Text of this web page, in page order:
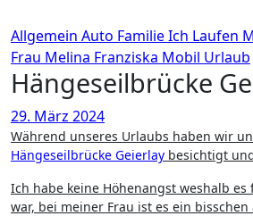
Allgemein Auto FamilieIch Laufen
Frau Melina Franziska Mobil Urlaub
Hängeseilbrücke
29. März 2024
Während unseres Urlaubs haben wir
Hängeseilbrücke Geierlay besichtigt
Ich habe keine Höhenangst weshalb
war, bei meiner Frau ist es ein